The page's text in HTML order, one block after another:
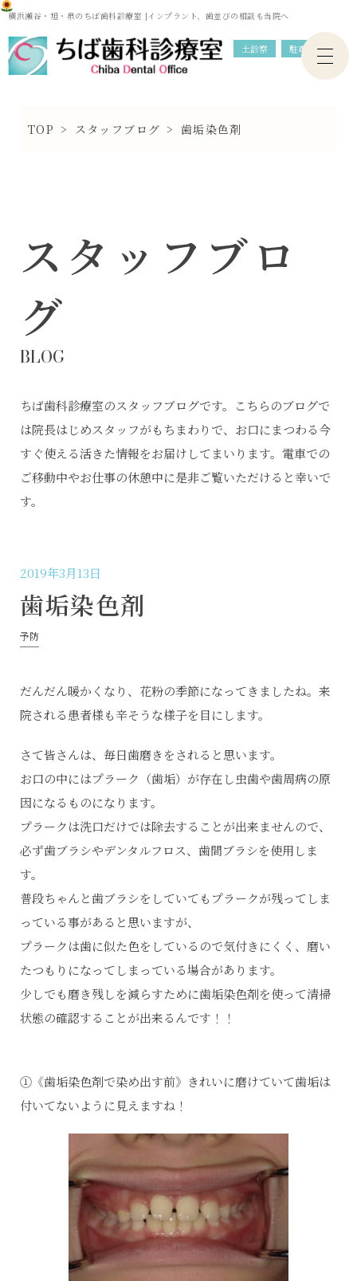
横浜瀬谷・旭・泉のちば歯科診療室 |インプラント、歯並びの相談も当院へ
土診察 駐車場
TOP > スタッフブログ > 歯垢染色剤
スタッフブロ
グ
BLOG
ちば歯科診療室のスタッフブログです。こちらのブログで
は院長はじめスタッフがもちまわりで、お口にまつわる今
すぐ使える活きた情報をお届けしてまいります。電車での
ご移動中やお仕事の休憩中に是非ご覧いただけると幸いで
す。
2019年3月13日
歯垢染色剤
予防
だんだん暖かくなり、花粉の季節になってきましたね。来
院される患者様も辛そうな様子を目にします。
さて皆さんは、毎日歯磨きをされると思います。
お口の中にはプラーク（歯垢）が存在し虫歯や歯周病の原
因になるものになります。
プラークは洗口だけでは除去することが出来ませんので、
必ず歯ブラシやデンタルフロス、歯間ブラシを使用しま
す。
普段ちゃんと歯ブラシをしていてもプラークが残ってしま
っている事があると思いますが、
プラークは歯に似た色をしているので気付きにくく、磨い
たつもりになってしまっている場合があります。
少しでも磨き残しを減らすために歯垢染色剤を使って清掃
状態の確認することが出来るんです！！
①《歯垢染色剤で染め出す前》きれいに磨けていて歯垢は
付いてないように見えますね！